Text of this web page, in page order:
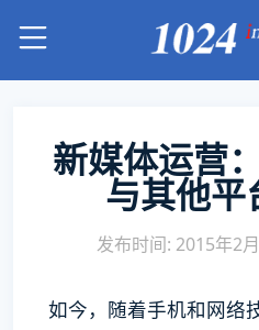
新媒体运营
与其他平
发布时间: 2015年2
如今，随着手机和网络